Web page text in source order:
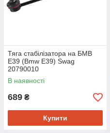
Тяга стабілізатора на БМВ
Е39 (Bmw E39) Swag
20790010
В наявності
689 ₴
Купити